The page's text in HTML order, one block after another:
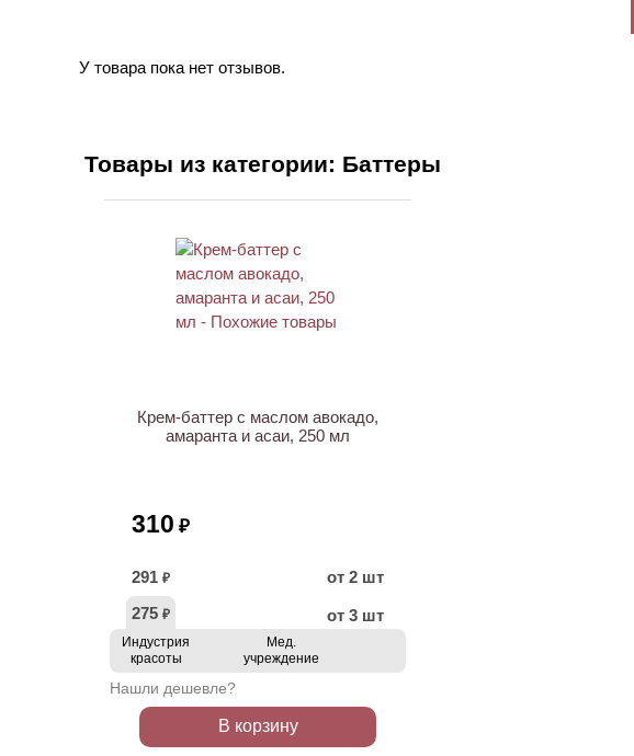
У товара пока нет отзывов.
Товары из категории: Баттеры
Крем-баттер с маслом авокадо,
амаранта и асаи, 250 мл
310 ₽
291 ₽
от 2 шт
275 ₽ от 3 шт
Индустрия
красоты
Мед.
учреждение
Нашли дешевле?
В корзину